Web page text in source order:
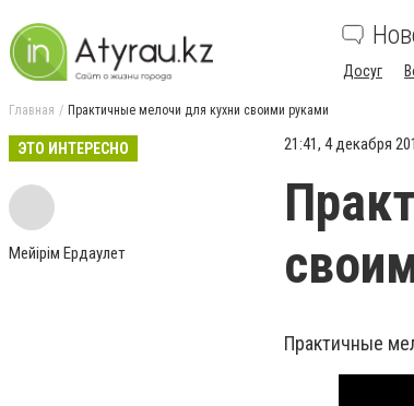
Досуг
Главная Практичные мелочи для кухни своими руками
ЭТО ИНТЕРЕСНО
Мейiрiм Ердаулет
21:41, 4 декабря
Практичные